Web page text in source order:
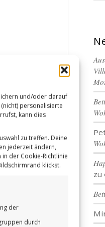
und/oder darauf
personalisierte
kann dies
zu treffen. Deine
jederzeit ändern,
der Cookie-Richtlinie
klickst.
der
durch
zu